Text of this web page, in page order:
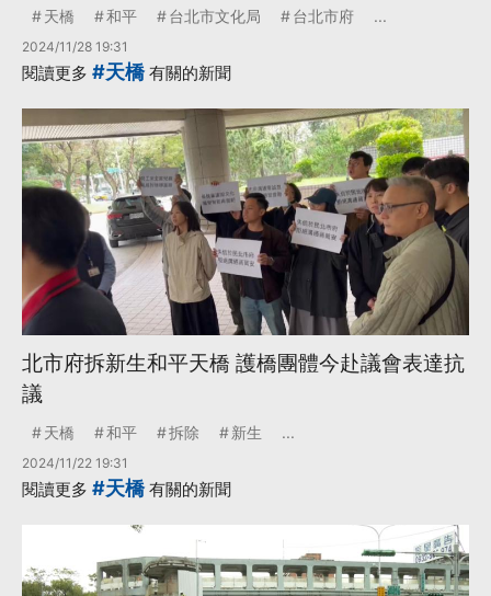
天橋 和平 台北市文化局 台北市府 ...
2024/11/28 19:31
閱讀更多 #天橋有關的新聞
北市府拆新生和平天橋 護橋團體今赴議會表達抗
議
天橋 和平 拆除 新生 ...
2024/11/22 19:31
閱讀更多 #天橋有關的新聞